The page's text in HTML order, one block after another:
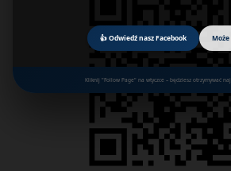
👍 Odwiedź nasz Facebook
Kliknij "Follow Page" na wtyczce – będziesz otrzymywać